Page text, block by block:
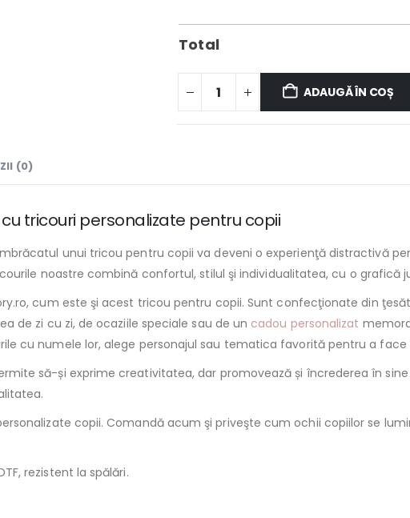
Total
ADAUGĂ ÎN COȘ
(0)
tricouri personalizate pentru copii
unui tricou pentru copii va deveni o experienţă distractivă
noastre combină confortul, stilul şi individualitatea, cu o grafică
cum este şi acest tricou pentru copii. Sunt confecţionate din
de zi cu zi, de ocaziile speciale sau de un cadou personalizat
cu numele lor, alege personajul sau tematica favorită pentru a
să-și exprime creativitatea, dar promovează și încrederea în
copii. Comandă acum şi priveşte cum ochii copiilor se
rezistent la spălări.